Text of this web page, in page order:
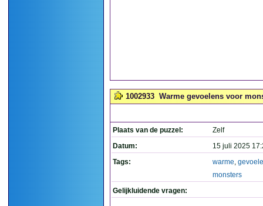
1002933 Warme gevoelens voor
Plaats van de puzzel:
Zelf
Datum:
15 juli 2025
Tags:
warme,
monsters
Gelijkluidende vragen: